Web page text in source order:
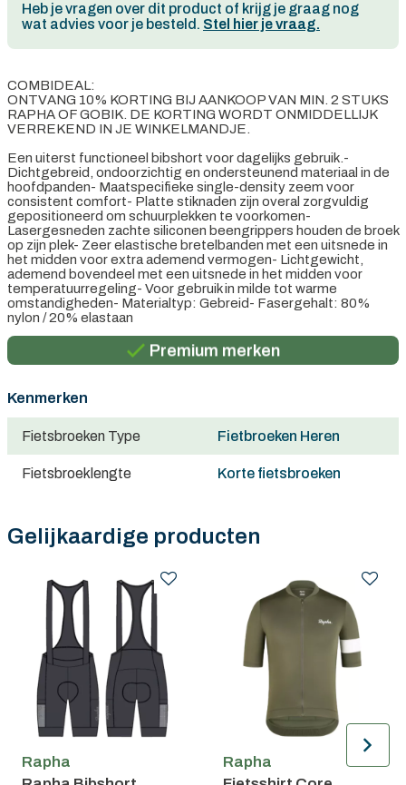
Heb je vragen over dit product of krijg je graag nog
wat advies voor je besteld. Stel hier je vraag.
COMBIDEAL:
ONTVANG 10% KORTING BIJ AANKOOP VAN MIN. 2 STUKS
RAPHA OF GOBIK. DE KORTING WORDT ONMIDDELLIJK
VERREKEND IN JE WINKELMANDJE.
Een uiterst functioneel bibshort voor dagelijks gebruik.-
Dichtgebreid, ondoorzichtig en ondersteunend materiaal in de
hoofdpanden- Maatspecifieke single-density zeem voor
consistent comfort- Platte stiknaden zijn overal zorgvuldig
gepositioneerd om schuurplekken te voorkomen-
Lasergesneden zachte siliconen beengrippers houden de broek
op zijn plek- Zeer elastische bretelbanden met een uitsnede in
het midden voor extra ademend vermogen- Lichtgewicht,
ademend bovendeel met een uitsnede in het midden voor
temperatuurregeling- Voor gebruik in milde tot warme
omstandigheden- Materialtyp: Gebreid- Fasergehalt: 80%
nylon / 20% elastaan
Persoonlijk advies
Gratis verzending in België vanaf €100
Premium merken
Gratis verzending in België vanaf €100
Kenmerken
Fietsbroeken Type Fietbroeken Heren
Fietsbroeklengte Korte fietsbroeken
Gelijkaardige producten
Rapha
Rapha